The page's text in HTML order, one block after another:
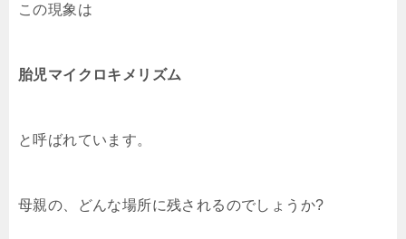
この現象は
胎児マイクロキメリズム
と呼ばれています。
母親の、どんな場所に残されるのでしょうか?